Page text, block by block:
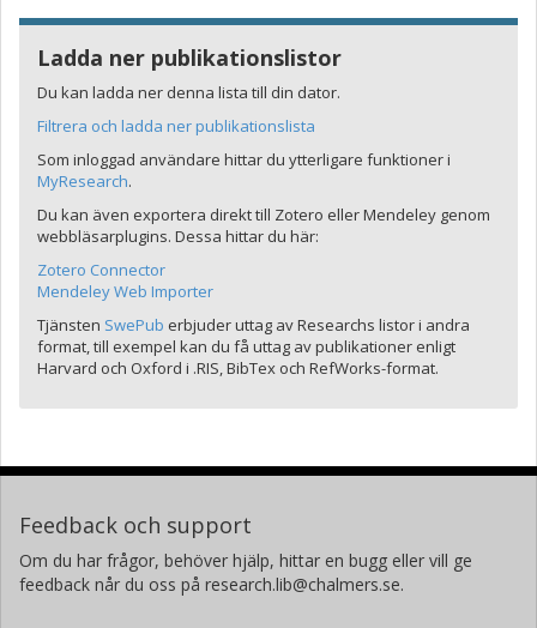
Ladda ner publikationslistor
Du kan ladda ner denna lista till din dator.
Filtrera och ladda ner publikationslista
Som inloggad användare hittar du ytterligare funktioner i
MyResearch.
Du kan även exportera direkt till Zotero eller Mendeley genom
webbläsarplugins. Dessa hittar du här:
Zotero Connector
Mendeley Web Importer
Tjänsten SwePub erbjuder uttag av Researchs listor i andra
format, till exempel kan du få uttag av publikationer enligt
Harvard och Oxford i .RIS, BibTex och RefWorks-format.
Feedback och support
Om du har frågor, behöver hjälp, hittar en bugg eller vill ge
feedback når du oss på research.lib@chalmers.se.